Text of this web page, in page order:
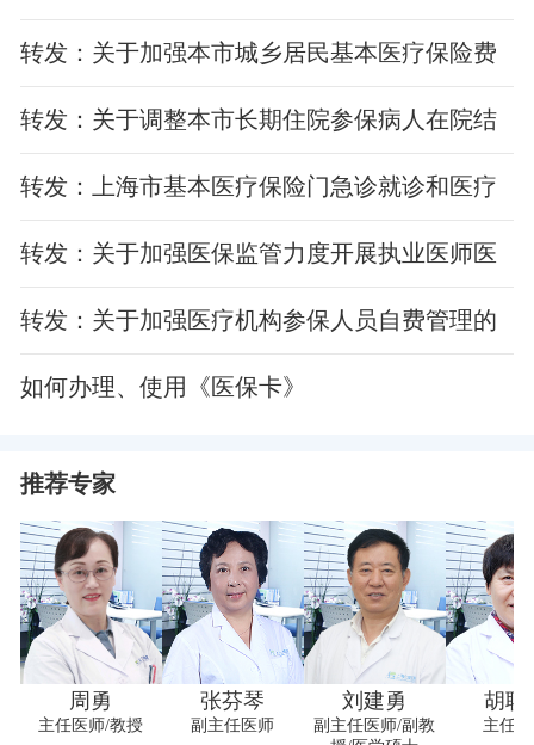
险的通知
转发：关于加强本市城乡居民基本医疗保险费
用管理有关事项的通知
转发：关于调整本市长期住院参保病人在院结
算时间的通知
转发：上海市基本医疗保险门急诊就诊和医疗
费用异常的审核管理办法
转发：关于加强医保监管力度开展执业医师医
保约谈工作的通知
转发：关于加强医疗机构参保人员自费管理的
通知
如何办理、使用《医保卡》
推荐专家
周勇
主任医师/教授
张芬琴
副主任医师
刘建勇
副主任医师/副教
胡联
主任